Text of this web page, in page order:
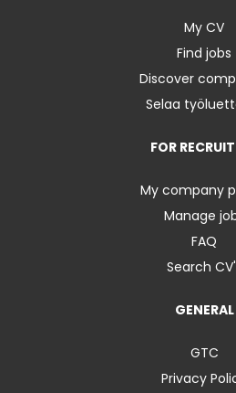
My CV
Find jobs
Discover
Selaa
FOR
My company
Manage
FAQ
Search
GENERAL
GTC
Privacy